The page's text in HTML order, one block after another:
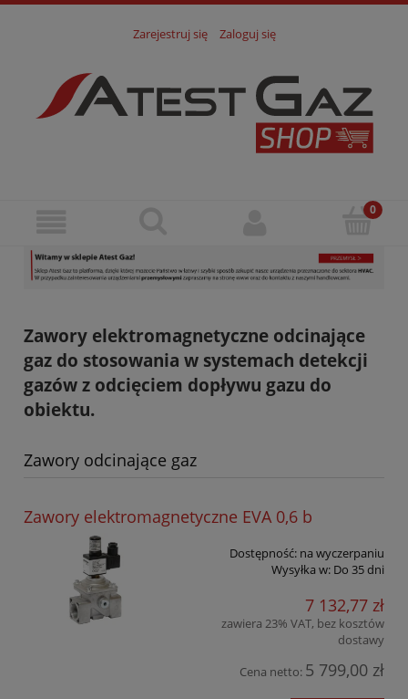
Zarejestruj się Zaloguj się
Zawory elektromagnetyczne odcinające
gaz do stosowania w systemach detekcji
gazów z odcięciem dopływu gazu do
obiektu.
Zawory odcinające gaz
Zawory elektromagnetyczne EVA 0,6 b
Dostępność: na wyczerpaniu
Wysyłka w: Do 35 dni
7 132,77 zł
zawiera 23% VAT, bez kosztów
dostawy
Cena netto: 5 799,00 zł